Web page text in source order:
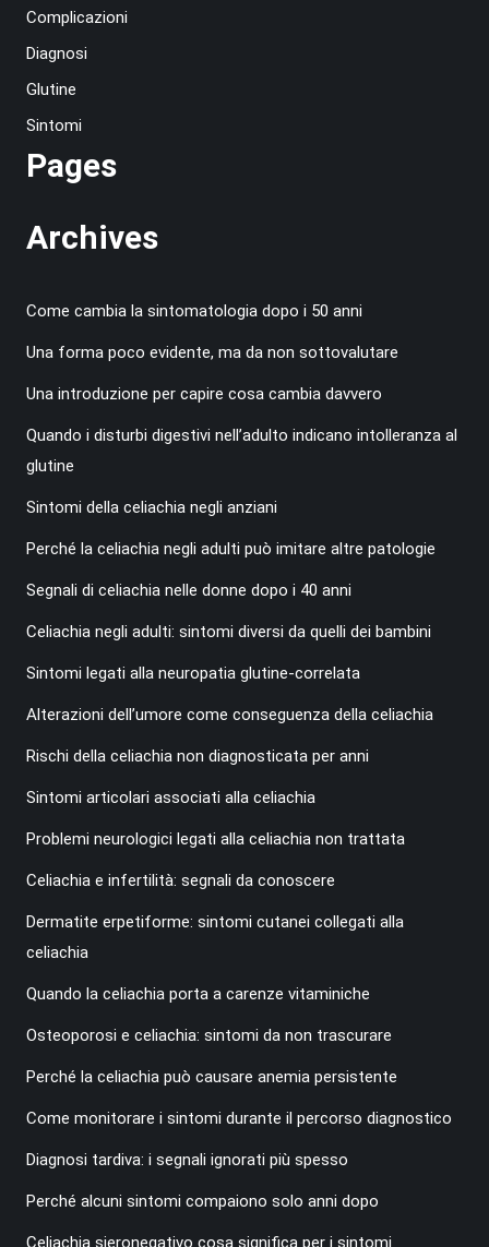
Complicazioni
Diagnosi
Glutine
Sintomi
Pages
Archives
Come cambia la sintomatologia dopo i 50 anni
Una forma poco evidente, ma da non sottovalutare
Una introduzione per capire cosa cambia davvero
Quando i disturbi digestivi nell’adulto indicano intolleranza al
glutine
Sintomi della celiachia negli anziani
Perché la celiachia negli adulti può imitare altre patologie
Segnali di celiachia nelle donne dopo i 40 anni
Celiachia negli adulti: sintomi diversi da quelli dei bambini
Sintomi legati alla neuropatia glutine-correlata
Alterazioni dell’umore come conseguenza della celiachia
Rischi della celiachia non diagnosticata per anni
Sintomi articolari associati alla celiachia
Problemi neurologici legati alla celiachia non trattata
Celiachia e infertilità: segnali da conoscere
Dermatite erpetiforme: sintomi cutanei collegati alla
celiachia
Quando la celiachia porta a carenze vitaminiche
Osteoporosi e celiachia: sintomi da non trascurare
Perché la celiachia può causare anemia persistente
Come monitorare i sintomi durante il percorso diagnostico
Diagnosi tardiva: i segnali ignorati più spesso
Perché alcuni sintomi compaiono solo anni dopo
Celiachia sieronegativo cosa significa per i sintomi